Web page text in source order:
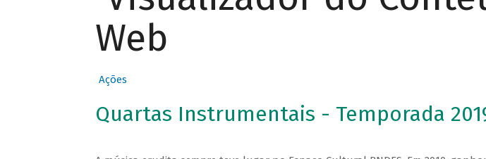
Web
Ações
Quartas Instrumentais - Temporada